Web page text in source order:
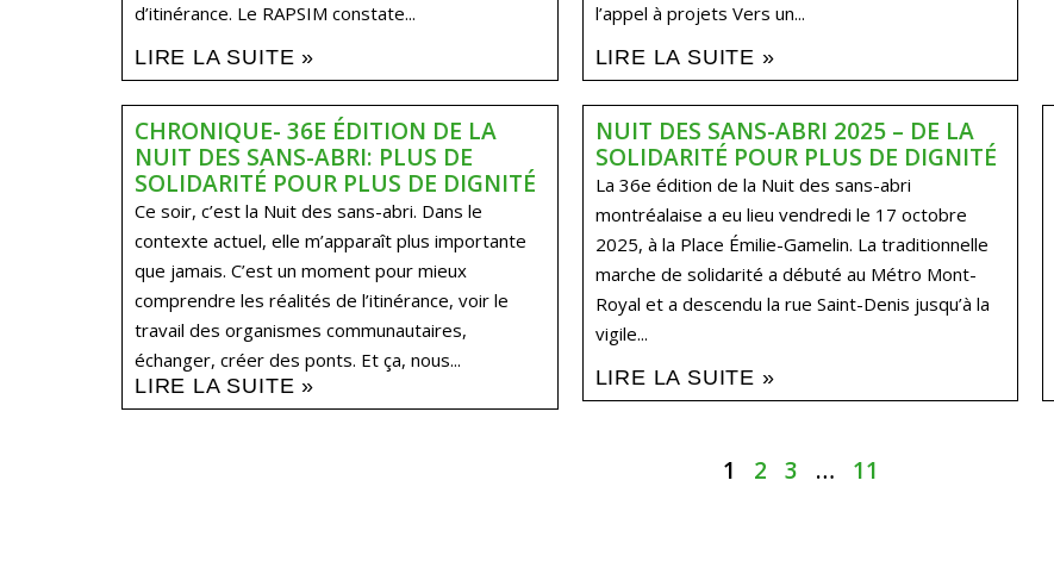
d’itinérance. Le RAPSIM constate...
LIRE LA SUITE »
l’appel à projets Vers un...
LIRE LA SUITE »
CHRONIQUE- 36E ÉDITION DE LA
NUIT DES SANS-ABRI: PLUS DE
SOLIDARITÉ POUR PLUS DE DIGNITÉ
Ce soir, c’est la Nuit des sans-abri. Dans le
contexte actuel, elle m’apparaît plus importante
que jamais. C’est un moment pour mieux
comprendre les réalités de l’itinérance, voir le
travail des organismes communautaires,
échanger, créer des ponts. Et ça, nous...
LIRE LA SUITE »
NUIT DES SANS-ABRI 2025 – DE LA
SOLIDARITÉ POUR PLUS DE DIGNITÉ​
La 36e édition de la Nuit des sans-abri
montréalaise a eu lieu vendredi le 17 octobre
2025, à la Place Émilie-Gamelin. La traditionnelle
marche de solidarité a débuté au Métro Mont-
Royal et a descendu la rue Saint-Denis jusqu’à la
vigile...
LIRE LA SUITE »
1 2 3 … 11